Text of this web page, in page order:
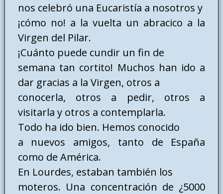
nos celebró una Eucaristía a nosotros y
¡cómo no! a la vuelta un abracico a la
Virgen del Pilar.
¡Cuánto puede cundir un fin de
semana tan cortito! Muchos han ido a
dar gracias a la Virgen, otros a
conocerla, otros a pedir, otros a
visitarla y otros a contemplarla.
Todo ha ido bien. Hemos conocido
a nuevos amigos, tanto de España
como de América.
En Lourdes, estaban también los
moteros. Una concentración de ¿5000